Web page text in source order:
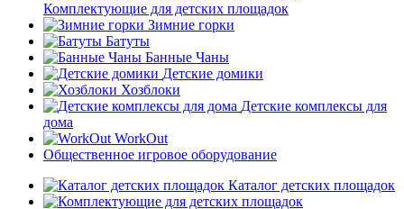
Комплектующие для детских площадок
Зимние горки
Батуты
Банные Чаны
Детские домики
Хозблоки
Детские комплексы для
дома
WorkOut
Общественное игровое оборудование
Каталог детских площадок